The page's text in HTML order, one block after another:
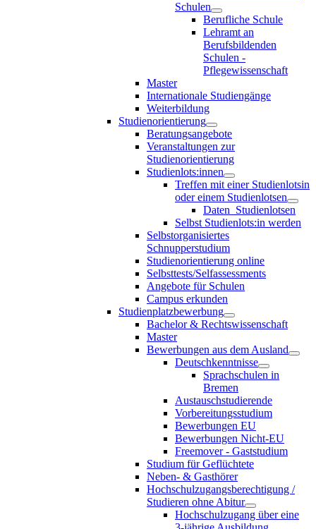
Schulen
Berufliche Schule
Lehramt an
Berufsbildenden
Schulen -
Pflegewissenschaft
Master
Internationale Studiengänge
Weiterbildung
Studienorientierung
Beratungsangebote
Veranstaltungen zur
Studienorientierung
Studienlots:innen
Treffen mit einer Studienlotsin
oder einem Studienlotsen
Daten_Studienlotsen
Selbst Studienlots:in werden
Selbstorganisiertes
Schnupperstudium
Studienorientierung online
Selbsttests/Selfassessments
Angebote für Schulen
Campus erkunden
Studienplatzbewerbung
Bachelor & Rechtswissenschaft
Master
Bewerbungen aus dem Ausland
Deutschkenntnisse
Sprachschulen in
Bremen
Austauschstudierende
Vorbereitungsstudium
Bewerbungen EU
Bewerbungen Nicht-EU
Freemover - Gaststudium
Studium für Geflüchtete
Neben- & Gasthörer
Hochschulzugangsberechtigung /
Studieren ohne Abitur
Hochschulzugang über eine